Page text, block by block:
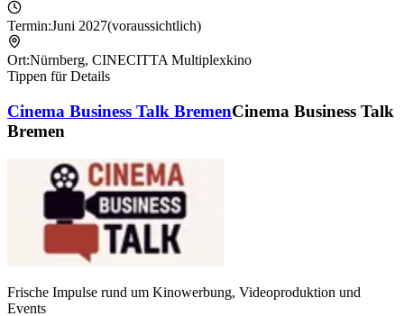
Termin:Juni 2027(voraussichtlich)
Ort:Nürnberg, CINECITTA Multiplexkino
Tippen für Details
Cinema Business Talk BremenCinema Business Talk
Bremen
Frische Impulse rund um Kinowerbung, Videoproduktion und
Events